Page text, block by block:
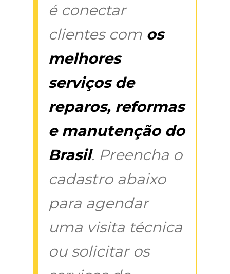
é conectar
clientes com os
melhores
serviços de
reparos, reformas
e manutenção do
Brasil. Preencha o
cadastro abaixo
para agendar
uma visita técnica
ou solicitar os